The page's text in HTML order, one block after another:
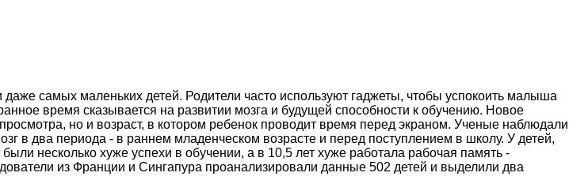
самых маленьких детей. Родители часто используют гаджеты, чтобы успокоить малыша
время сказывается на развитии мозга и будущей способности к обучению. Новое
но и возраст, в котором ребенок проводит время перед экраном. Ученые наблюдали
в два периода - в раннем младенческом возрасте и перед поступлением в школу. У детей,
несколько хуже успехи в обучении, а в 10,5 лет хуже работала рабочая память -
из Франции и Сингапура проанализировали данные 502 детей и выделили два